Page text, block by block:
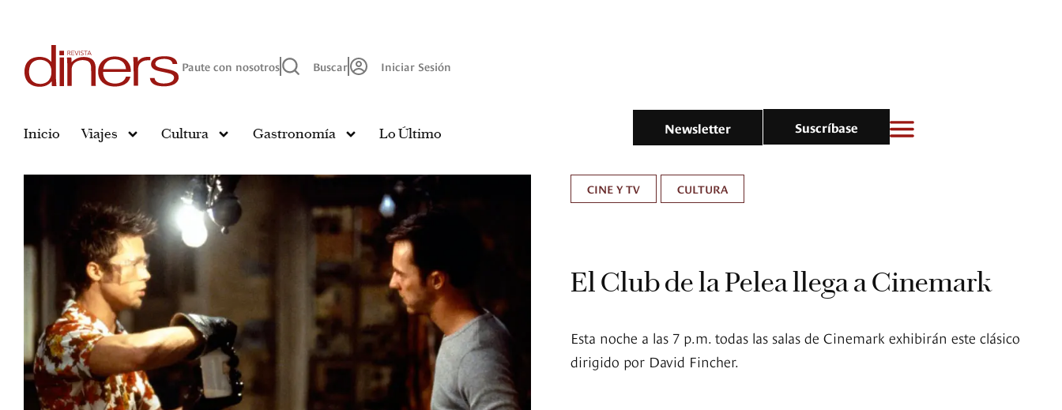
Paute con nosotros Buscar Iniciar Sesión
Inicio Viajes Cultura Gastronomía Lo Último Newsletter Suscríbase
CINE Y TV CULTURA
El Club de la Pelea llega a Cinemark
Esta noche a las 7 p.m. todas las salas de Cinemark exhibirán este clásico
dirigido por David Fincher.